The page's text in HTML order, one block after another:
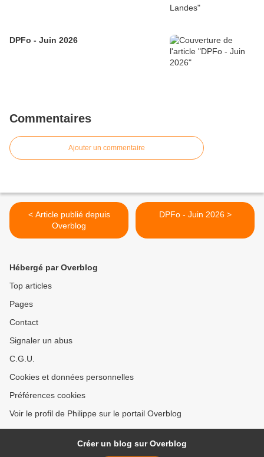
DPFo - Juin 2026
Commentaires
Ajouter un commentaire
< Article publié depuis
Overblog
DPFo - Juin 2026 >
Hébergé par Overblog
Top articles
Pages
Contact
Signaler un abus
C.G.U.
Cookies et données personnelles
Préférences cookies
Voir le profil de Philippe sur le portail Overblog
Créer un blog sur Overblog